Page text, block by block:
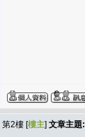
第2樓 [樓主] 文章主題: